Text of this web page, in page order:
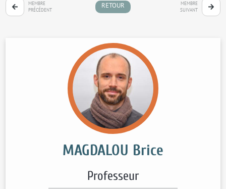
MEMBRE
PRÉCÉDENT
RETOUR
MEMBRE
SUIVANT
MAGDALOU Brice
Professeur